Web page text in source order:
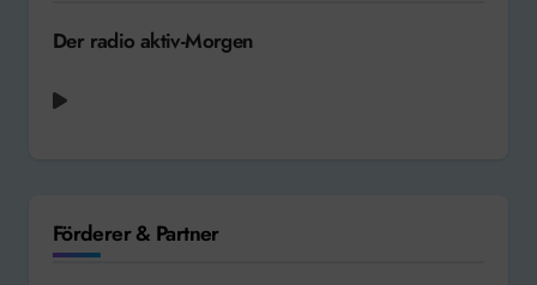
Der radio aktiv-Morgen
Förderer & Partner